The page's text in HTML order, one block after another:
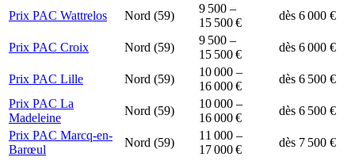
Prix PAC Wattrelos Nord (59)
9 500 –
15 500 €
dès 6 000 €
Prix PAC Croix Nord (59)
9 500 –
15 500 €
dès 6 000 €
Prix PAC Lille Nord (59)
10 000 –
16 000 €
dès 6 500 €
Prix PAC La
Madeleine
Nord (59)
10 000 –
16 000 €
dès 6 500 €
Prix PAC Marcq-en-
Barœul
Nord (59)
11 000 –
17 000 €
dès 7 500 €